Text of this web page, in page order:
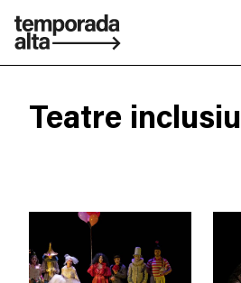
Temporada
Teatre inclusiu